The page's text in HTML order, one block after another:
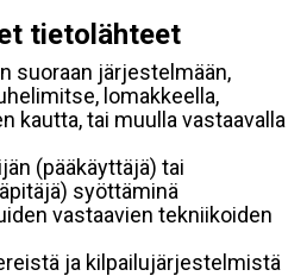
tietolähteet
suoraan järjestelmään,
lomakkeella,
kautta, tai muulla vastaavalla
(pääkäyttäjä) tai
syöttäminä
vastaavien tekniikoiden
ja kilpailujärjestelmistä